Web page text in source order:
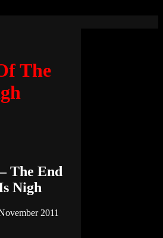
The
The End
Nigh
2011